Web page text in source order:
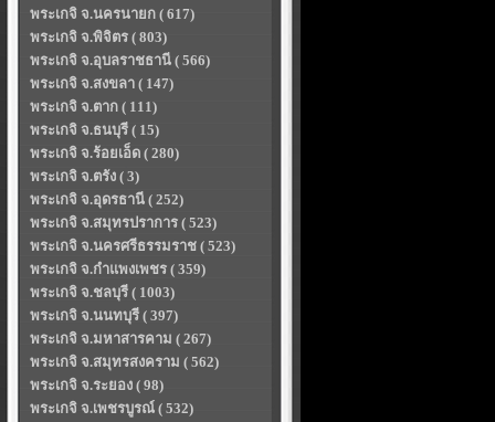
พระเกจิ จ.นครนายก ( 617)
พระเกจิ จ.พิจิตร ( 803)
พระเกจิ จ.อุบลราชธานี ( 566)
พระเกจิ จ.สงขลา ( 147)
พระเกจิ จ.ตาก ( 111)
พระเกจิ จ.ธนบุรี ( 15)
พระเกจิ จ.ร้อยเอ็ด ( 280)
พระเกจิ จ.ตรัง ( 3)
พระเกจิ จ.อุดรธานี ( 252)
พระเกจิ จ.สมุทรปราการ ( 523)
พระเกจิ จ.นครศรีธรรมราช ( 523)
พระเกจิ จ.กำแพงเพชร ( 359)
พระเกจิ จ.ชลบุรี ( 1003)
พระเกจิ จ.นนทบุรี ( 397)
พระเกจิ จ.มหาสารคาม ( 267)
พระเกจิ จ.สมุทรสงคราม ( 562)
พระเกจิ จ.ระยอง ( 98)
พระเกจิ จ.เพชรบูรณ์ ( 532)